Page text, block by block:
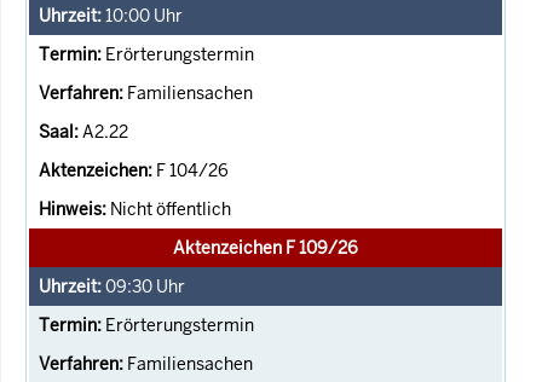
10:00 Uhr
Erörterungstermin
Familiensachen
A2.22
F 104/26
Nicht öffentlich
Aktenzeichen F 109/26
09:30 Uhr
Erörterungstermin
Familiensachen